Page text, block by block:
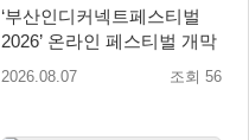
‘부산인디커넥트페스티벌
2026’ 온라인 페스티벌 개막
2026.08.07 조회 56